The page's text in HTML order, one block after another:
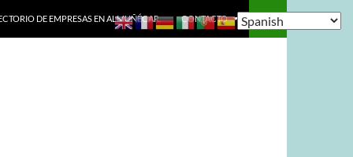
DE EMPRESAS EN ALMUÑÉCAR. CONTACTO